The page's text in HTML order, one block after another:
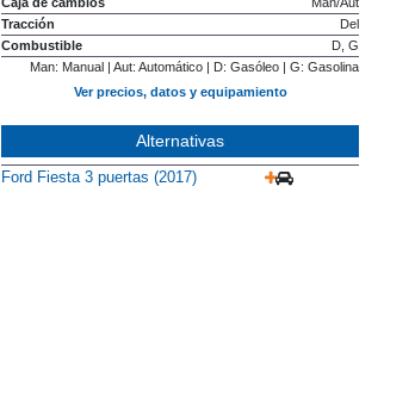
Tracción
Del
Combustible
D, G
Man: Manual | Aut: Automático | D: Gasóleo | G: Gasolina
Ver precios, datos y equipamiento
Alternativas
Ford Fiesta 3 puertas (2017)